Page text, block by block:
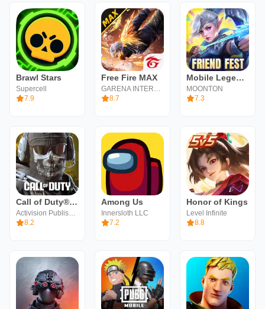
Brawl Stars
Supercell
7.9
Free Fire MAX
GARENA INTERNATIONAL I
8.7
Mobile Legends: Bang Bang
MOONTON
7.3
Call of Duty®: Mobile
Activision Publishing, Inc.
8.2
Among Us
Innersloth LLC
7.2
Honor of Kings
Level Infinite
8.8